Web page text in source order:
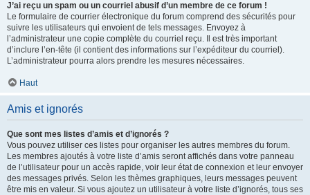
J’ai reçu un spam ou un courriel abusif d’un membre de ce forum !
Le formulaire de courrier électronique du forum comprend des sécurités pour
suivre les utilisateurs qui envoient de tels messages. Envoyez à
l’administrateur une copie complète du courriel reçu. Il est très important
d’inclure l’en-tête (il contient des informations sur l’expéditeur du courriel).
L’administrateur pourra alors prendre les mesures nécessaires.
Haut
Amis et ignorés
Que sont mes listes d’amis et d’ignorés ?
Vous pouvez utiliser ces listes pour organiser les autres membres du forum.
Les membres ajoutés à votre liste d’amis seront affichés dans votre panneau
de l’utilisateur pour un accès rapide, voir leur état de connexion et leur envoyer
des messages privés. Selon les thèmes graphiques, leurs messages peuvent
être mis en valeur. Si vous ajoutez un utilisateur à votre liste d’ignorés, tous ses